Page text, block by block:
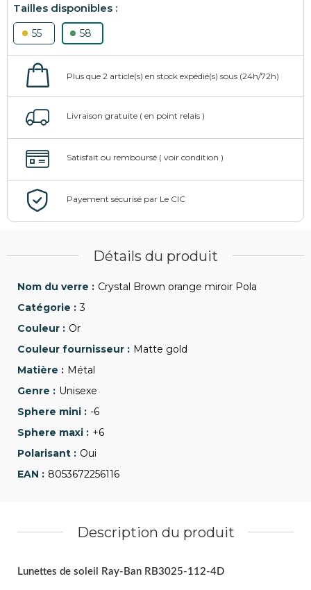
55 58
Détails du produit
Crystal Brown orange miroir Pola
3
Or
Matte gold
Métal
Unisexe
-6
+6
Oui
8053672256116
Description du produit
Lunettes de soleil Ray-Ban RB3025-112-4D